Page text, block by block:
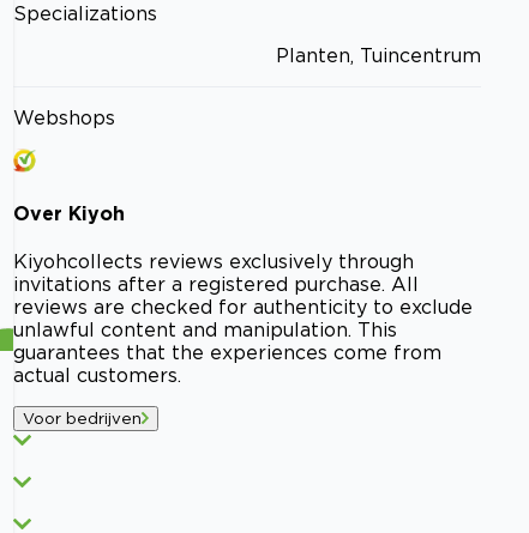
Specializations
Planten, Tuincentrum
Webshops
Over Kiyoh
Kiyohcollects reviews exclusively through
invitations after a registered purchase. All
reviews are checked for authenticity to exclude
unlawful content and manipulation. This
guarantees that the experiences come from
actual customers.
Voor bedrijven